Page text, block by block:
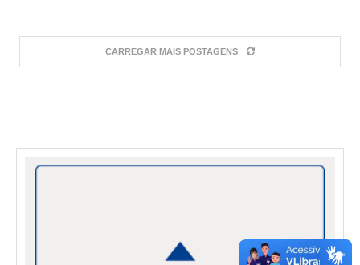
CARREGAR MAIS POSTAGENS